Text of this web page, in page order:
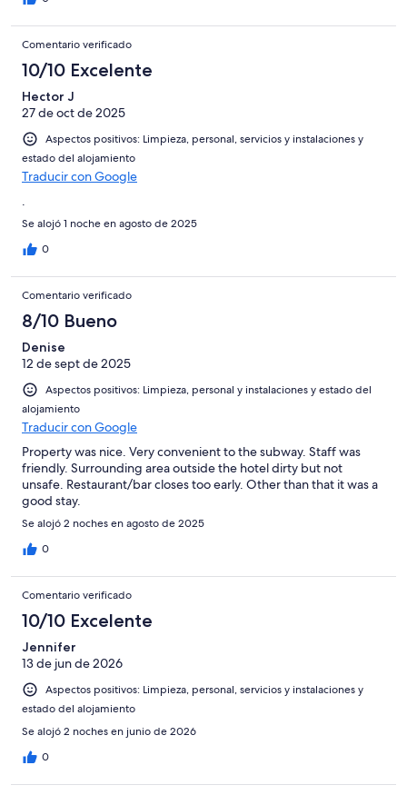
Comentario verificado
10/10 Excelente
Hector J
27 de oct de 2025
Aspectos positivos: Limpieza, personal, servicios y instalaciones y
estado del alojamiento
Traducir con Google
.
Se alojó 1 noche en agosto de 2025
0
Comentario verificado
8/10 Bueno
Denise
12 de sept de 2025
Aspectos positivos: Limpieza, personal y instalaciones y estado del
alojamiento
Traducir con Google
Property was nice. Very convenient to the subway. Staff was
friendly. Surrounding area outside the hotel dirty but not
unsafe. Restaurant/bar closes too early. Other than that it was a
good stay.
Se alojó 2 noches en agosto de 2025
0
Comentario verificado
10/10 Excelente
Jennifer
13 de jun de 2026
Aspectos positivos: Limpieza, personal, servicios y instalaciones y
estado del alojamiento
Se alojó 2 noches en junio de 2026
0